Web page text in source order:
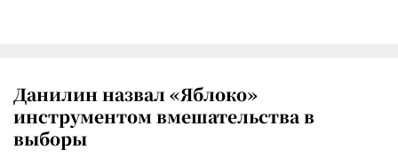
Данилин назвал «Яблоко»
инструментом вмешательства в
выборы